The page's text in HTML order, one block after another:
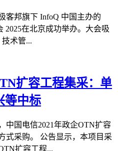
客邦旗下 InfoQ 中国主办的
2025在北京成功举办。大会吸
术管...
扩容工程集采：单
等中标
中国电信2021年政企OTN扩容
式采购。 公告显示，本项目采
扩容工程...